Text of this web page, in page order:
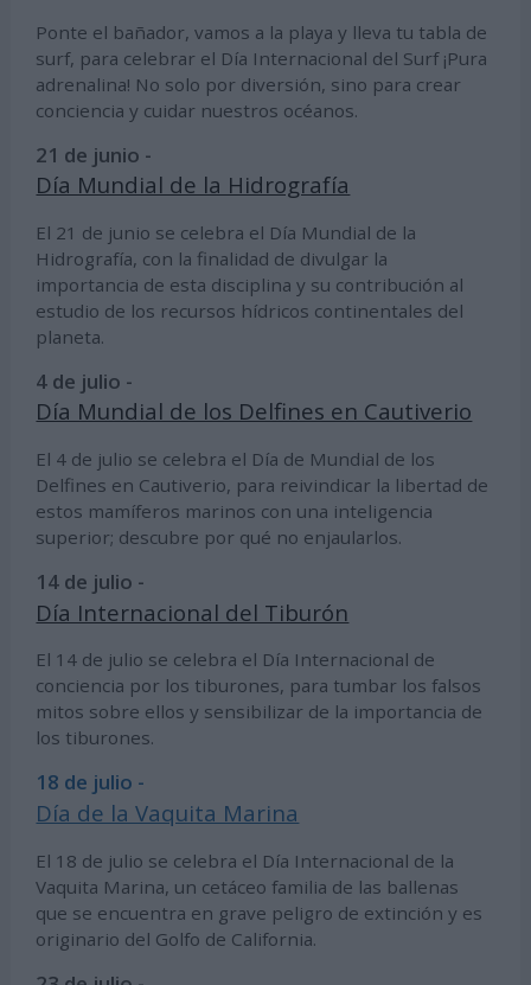
Ponte el bañador, vamos a la playa y lleva tu tabla de
surf, para celebrar el Día Internacional del Surf ¡Pura
adrenalina! No solo por diversión, sino para crear
conciencia y cuidar nuestros océanos.
21 de junio -
Día Mundial de la Hidrografía
El 21 de junio se celebra el Día Mundial de la
Hidrografía, con la finalidad de divulgar la
importancia de esta disciplina y su contribución al
estudio de los recursos hídricos continentales del
planeta.
4 de julio -
Día Mundial de los Delfines en Cautiverio
El 4 de julio se celebra el Día de Mundial de los
Delfines en Cautiverio, para reivindicar la libertad de
estos mamíferos marinos con una inteligencia
superior; descubre por qué no enjaularlos.
14 de julio -
Día Internacional del Tiburón
El 14 de julio se celebra el Día Internacional de
conciencia por los tiburones, para tumbar los falsos
mitos sobre ellos y sensibilizar de la importancia de
los tiburones.
18 de julio -
Día de la Vaquita Marina
El 18 de julio se celebra el Día Internacional de la
Vaquita Marina, un cetáceo familia de las ballenas
que se encuentra en grave peligro de extinción y es
originario del Golfo de California.